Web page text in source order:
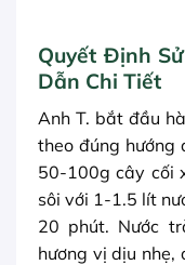
Quyết Định
Dẫn Chi Tiết
Anh T. bắt đầu
theo đúng hướng
50-100g cây cối
sôi với 1-1.5 lít
20 phút. Nước
hương vị dịu nhẹ,